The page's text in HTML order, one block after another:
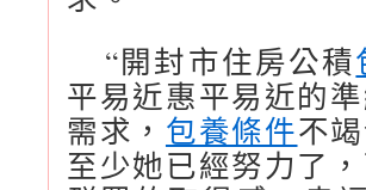
“開封市住房公積
平易近惠平易近的
需求， 包養條件不
至少她已經努力了